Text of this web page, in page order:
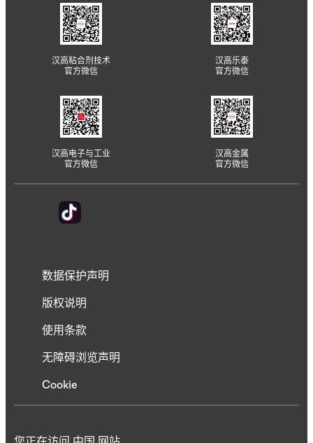
汉高粘合剂技术
官方微信
汉高乐泰
官方微信
汉高电子与工业
官方微信
汉高金属
官方微信
数据保护声明
版权说明
使用条款
无障碍浏览声明
Cookie